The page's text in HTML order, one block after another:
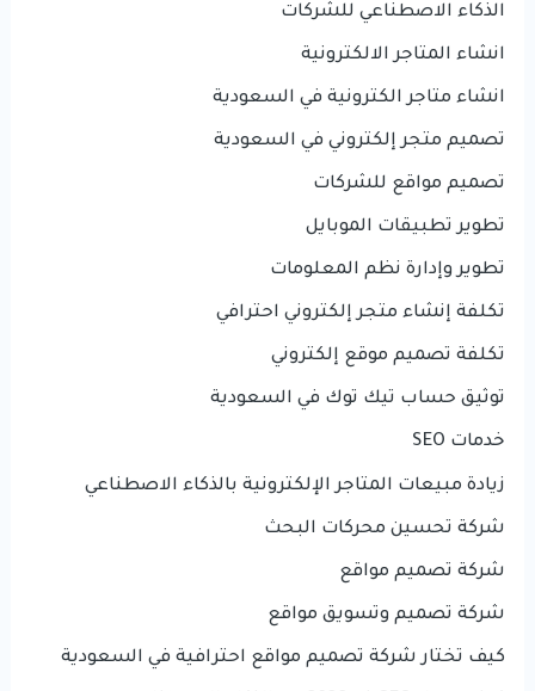
الذكاء الاصطناعي للشركات
انشاء المتاجر الالكترونية
انشاء متاجر الكترونية في السعودية
تصميم متجر إلكتروني في السعودية
تصميم مواقع للشركات
تطوير تطبيقات الموبايل
تطوير وإدارة نظم المعلومات
تكلفة إنشاء متجر إلكتروني احترافي
تكلفة تصميم موقع إلكتروني
توثيق حساب تيك توك في السعودية
خدمات SEO
زيادة مبيعات المتاجر الإلكترونية بالذكاء الاصطناعي
شركة تحسين محركات البحث
شركة تصميم مواقع
شركة تصميم وتسويق مواقع
كيف تختار شركة تصميم مواقع احترافية في السعودية